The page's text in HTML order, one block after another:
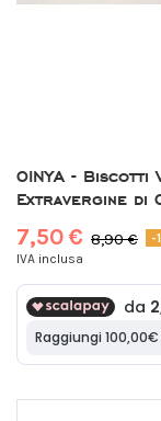
OINYA - Biscotti
Extravergine di
7,50 € 8,90 € -
IVA inclusa